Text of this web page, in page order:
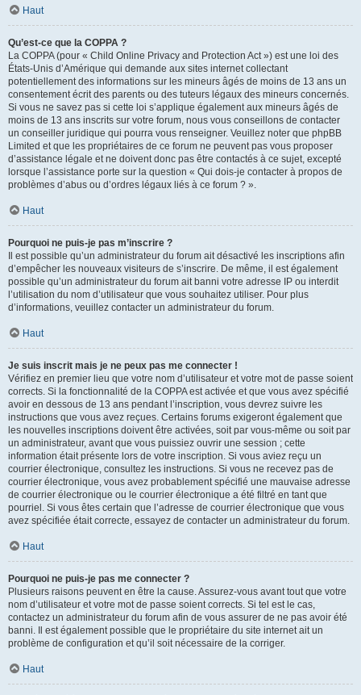
Haut
Qu’est-ce que la COPPA ?
La COPPA (pour « Child Online Privacy and Protection Act ») est une loi des
États-Unis d’Amérique qui demande aux sites internet collectant
potentiellement des informations sur les mineurs âgés de moins de 13 ans un
consentement écrit des parents ou des tuteurs légaux des mineurs concernés.
Si vous ne savez pas si cette loi s’applique également aux mineurs âgés de
moins de 13 ans inscrits sur votre forum, nous vous conseillons de contacter
un conseiller juridique qui pourra vous renseigner. Veuillez noter que phpBB
Limited et que les propriétaires de ce forum ne peuvent pas vous proposer
d’assistance légale et ne doivent donc pas être contactés à ce sujet, excepté
lorsque l’assistance porte sur la question « Qui dois-je contacter à propos de
problèmes d’abus ou d’ordres légaux liés à ce forum ? ».
Haut
Pourquoi ne puis-je pas m’inscrire ?
Il est possible qu’un administrateur du forum ait désactivé les inscriptions afin
d’empêcher les nouveaux visiteurs de s’inscrire. De même, il est également
possible qu’un administrateur du forum ait banni votre adresse IP ou interdit
l’utilisation du nom d’utilisateur que vous souhaitez utiliser. Pour plus
d’informations, veuillez contacter un administrateur du forum.
Haut
Je suis inscrit mais je ne peux pas me connecter !
Vérifiez en premier lieu que votre nom d’utilisateur et votre mot de passe soient
corrects. Si la fonctionnalité de la COPPA est activée et que vous avez spécifié
avoir en dessous de 13 ans pendant l’inscription, vous devrez suivre les
instructions que vous avez reçues. Certains forums exigeront également que
les nouvelles inscriptions doivent être activées, soit par vous-même ou soit par
un administrateur, avant que vous puissiez ouvrir une session ; cette
information était présente lors de votre inscription. Si vous aviez reçu un
courrier électronique, consultez les instructions. Si vous ne recevez pas de
courrier électronique, vous avez probablement spécifié une mauvaise adresse
de courrier électronique ou le courrier électronique a été filtré en tant que
pourriel. Si vous êtes certain que l’adresse de courrier électronique que vous
avez spécifiée était correcte, essayez de contacter un administrateur du forum.
Haut
Pourquoi ne puis-je pas me connecter ?
Plusieurs raisons peuvent en être la cause. Assurez-vous avant tout que votre
nom d’utilisateur et votre mot de passe soient corrects. Si tel est le cas,
contactez un administrateur du forum afin de vous assurer de ne pas avoir été
banni. Il est également possible que le propriétaire du site internet ait un
problème de configuration et qu’il soit nécessaire de la corriger.
Haut